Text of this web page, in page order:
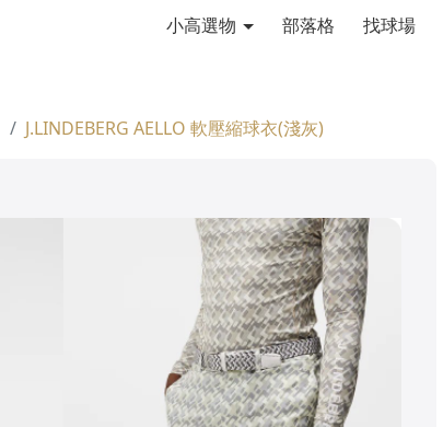
小高選物 部落格 找球場
J.LINDEBERG AELLO 軟壓縮球衣(淺灰)